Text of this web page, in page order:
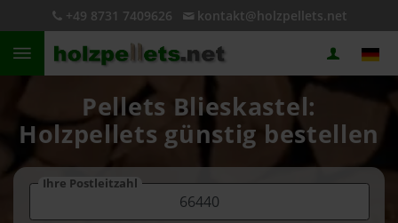
+49 8731 7409626 kontakt@holzpellets.net
Pellets Blieskastel:
Holzpellets günstig bestellen
Ihre Postleitzahl